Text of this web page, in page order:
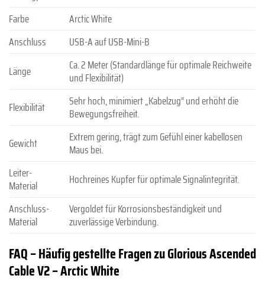
Farbe
Arctic White
Anschluss
USB-A auf USB-Mini-B
Länge
Ca. 2 Meter (Standardlänge für optimale Reichweite
und Flexibilität)
Flexibilität
Sehr hoch, minimiert „Kabelzug“ und erhöht die
Bewegungsfreiheit.
Gewicht
Extrem gering, trägt zum Gefühl einer kabellosen
Maus bei.
Leiter-
Material
Hochreines Kupfer für optimale Signalintegrität.
Anschluss-
Material
Vergoldet für Korrosionsbeständigkeit und
zuverlässige Verbindung.
FAQ – Häufig gestellte Fragen zu Glorious Ascended
Cable V2 – Arctic White